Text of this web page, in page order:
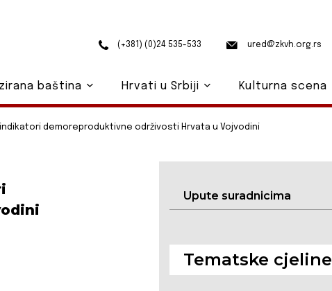
demoreproduktivne održivosti Hrvata u Vojvodini
Upute suradnicima
Tematske cjeline
(+381) (0)24 535-533 ured@zkvh.org.rs
baština Hrvati u Srbiji Kulturna scena